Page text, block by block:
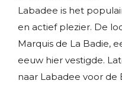
Labadee is het
en actief plezier. De
Marquis de La Badie,
eeuw hier vestigde.
naar Labadee voor de